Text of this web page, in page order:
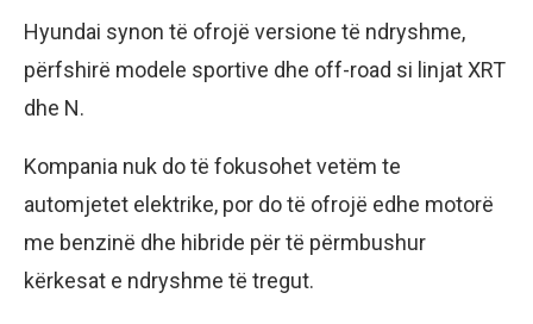
Hyundai synon të ofrojë versione të ndryshme,
përfshirë modele sportive dhe off-road si linjat XRT
dhe N.
Kompania nuk do të fokusohet vetëm te
automjetet elektrike, por do të ofrojë edhe motorë
me benzinë dhe hibride për të përmbushur
kërkesat e ndryshme të tregut.